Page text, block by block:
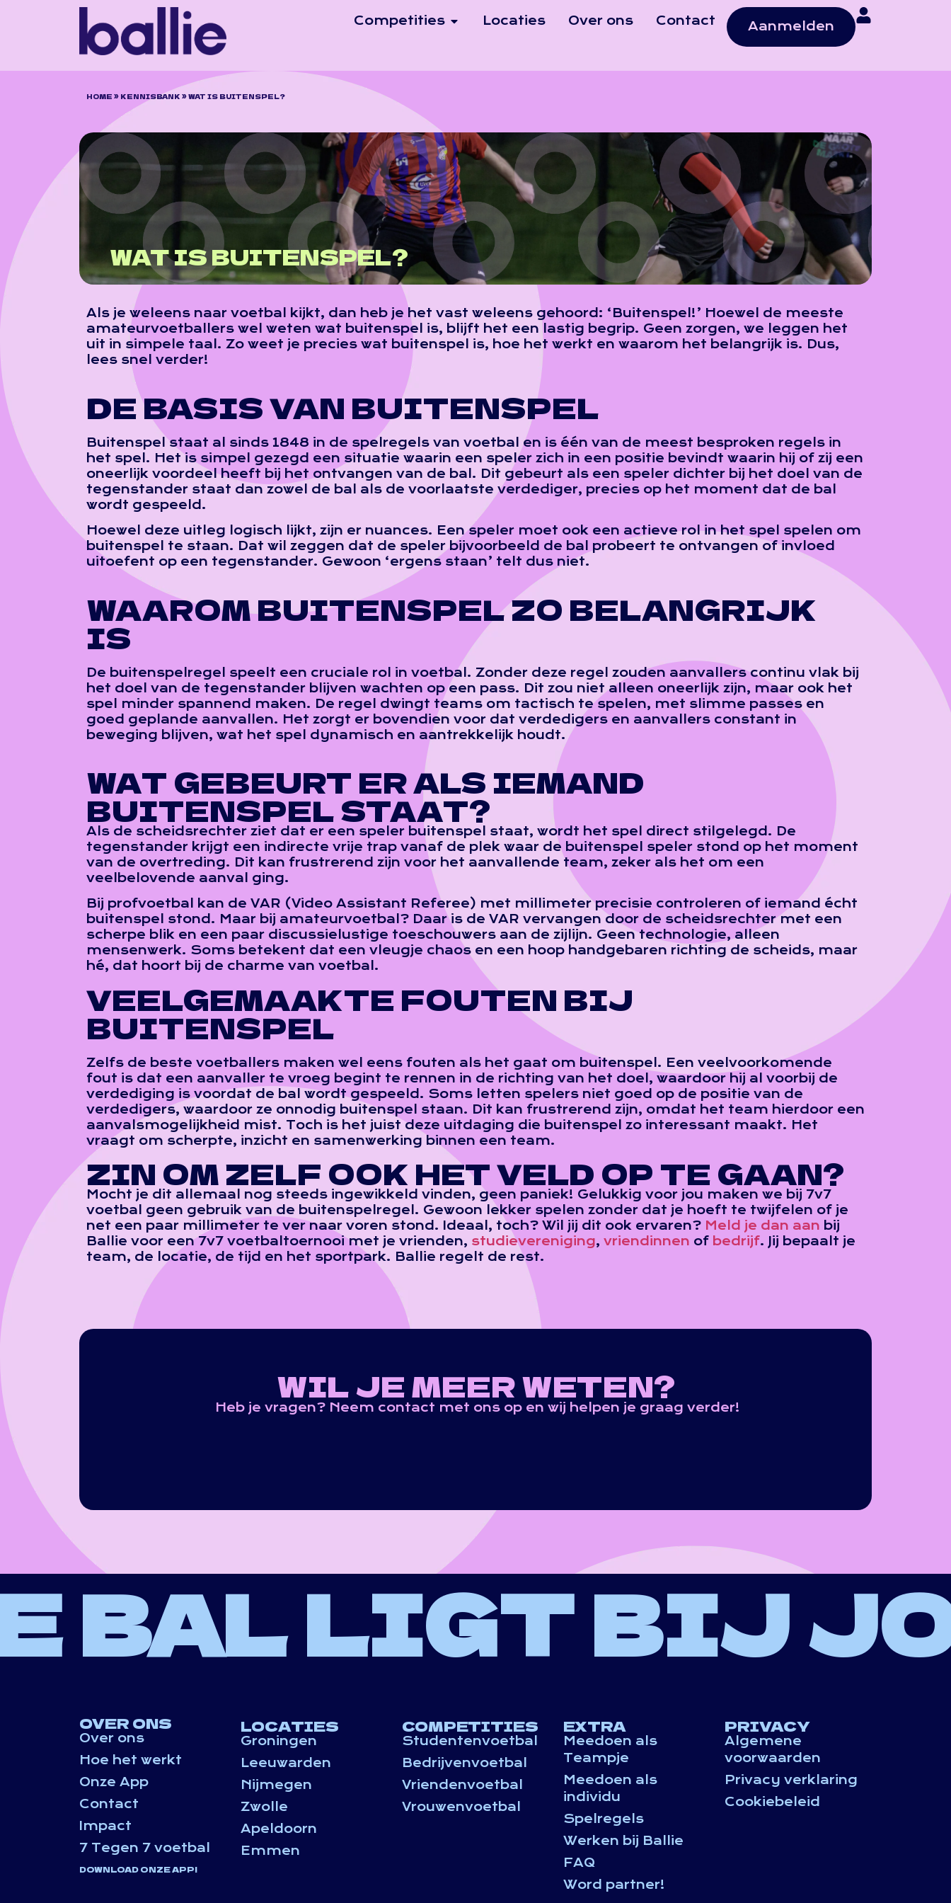
Competities Locaties Over ons Contact Aanmelden
HOME » KENNISBANK »WAT IS BUITENSPEL?
WAT IS BUITENSPEL?
Als je weleens naar voetbal kijkt, dan heb je het vast weleens gehoord: ‘Buitenspel!’ Hoewel de meeste
amateurvoetballers wel weten wat buitenspel is, blijft het een lastig begrip. Geen zorgen, we leggen het
uit in simpele taal. Zo weet je precies wat buitenspel is, hoe het werkt en waarom het belangrijk is. Dus,
lees snel verder!
DE BASIS VAN BUITENSPEL
Buitenspel staat al sinds 1848 in de spelregels van voetbal en is één van de meest besproken regels in
het spel. Het is simpel gezegd een situatie waarin een speler zich in een positie bevindt waarin hij of zij een
oneerlijk voordeel heeft bij het ontvangen van de bal. Dit gebeurt als een speler dichter bij het doel van de
tegenstander staat dan zowel de bal als de voorlaatste verdediger, precies op het moment dat de bal
wordt gespeeld.
Hoewel deze uitleg logisch lijkt, zijn er nuances. Een speler moet ook een actieve rol in het spel spelen om
buitenspel te staan. Dat wil zeggen dat de speler bijvoorbeeld de bal probeert te ontvangen of invloed
uitoefent op een tegenstander. Gewoon ‘ergens staan’ telt dus niet.
WAAROM BUITENSPEL ZO BELANGRIJK
IS
De buitenspelregel speelt een cruciale rol in voetbal. Zonder deze regel zouden aanvallers continu vlak bij
het doel van de tegenstander blijven wachten op een pass. Dit zou niet alleen oneerlijk zijn, maar ook het
spel minder spannend maken. De regel dwingt teams om tactisch te spelen, met slimme passes en
goed geplande aanvallen. Het zorgt er bovendien voor dat verdedigers en aanvallers constant in
beweging blijven, wat het spel dynamisch en aantrekkelijk houdt.
WAT GEBEURT ER ALS IEMAND
BUITENSPEL STAAT?
Als de scheidsrechter ziet dat er een speler buitenspel staat, wordt het spel direct stilgelegd. De
tegenstander krijgt een indirecte vrije trap vanaf de plek waar de buitenspel speler stond op het moment
van de overtreding. Dit kan frustrerend zijn voor het aanvallende team, zeker als het om een
veelbelovende aanval ging.
Bij profvoetbal kan de VAR (Video Assistant Referee) met millimeter precisie controleren of iemand écht
buitenspel stond. Maar bij amateurvoetbal? Daar is de VAR vervangen door de scheidsrechter met een
scherpe blik en een paar discussielustige toeschouwers aan de zijlijn. Geen technologie, alleen
mensenwerk. Soms betekent dat een vleugje chaos en een hoop handgebaren richting de scheids, maar
hé, dat hoort bij de charme van voetbal.
VEELGEMAAKTE FOUTEN BIJ
BUITENSPEL
Zelfs de beste voetballers maken wel eens fouten als het gaat om buitenspel. Een veelvoorkomende
fout is dat een aanvaller te vroeg begint te rennen in de richting van het doel, waardoor hij al voorbij de
verdediging is voordat de bal wordt gespeeld. Soms letten spelers niet goed op de positie van de
verdedigers, waardoor ze onnodig buitenspel staan. Dit kan frustrerend zijn, omdat het team hierdoor een
aanvalsmogelijkheid mist. Toch is het juist deze uitdaging die buitenspel zo interessant maakt. Het
vraagt om scherpte, inzicht en samenwerking binnen een team.
ZIN OM ZELF OOK HET VELD OP TE GAAN?
Mocht je dit allemaal nog steeds ingewikkeld vinden, geen paniek! Gelukkig voor jou maken we bij 7v7
voetbal geen gebruik van de buitenspelregel. Gewoon lekker spelen zonder dat je hoeft te twijfelen of je
net een paar millimeter te ver naar voren stond. Ideaal, toch? Wil jij dit ook ervaren? Meld je dan aan bij
Ballie voor een 7v7 voetbaltoernooi met je vrienden, studievereniging, vriendinnen of bedrijf. Jij bepaalt je
team, de locatie, de tijd en het sportpark. Ballie regelt de rest.
WIL JE MEER WETEN?
Heb je vragen? Neem contact met ons op en wij helpen je graag verder!
BAL LIGT BIJ
OVER ONS
Over ons
Hoe het werkt
Onze App
Contact
Impact
7 Tegen 7 voetbal
DOWNLOAD ONZE APP!
LOCATIES
Groningen
Leeuwarden
Nijmegen
Zwolle
Apeldoorn
Emmen
COMPETITIES
Studentenvoetbal
Bedrijvenvoetbal
Vriendenvoetbal
Vrouwenvoetbal
EXTRA
Meedoen als
Teampje
Meedoen als
individu
Spelregels
Werken bij Ballie
FAQ
Word partner!
PRIVACY
Algemene
voorwaarden
Privacy verklaring
Cookiebeleid